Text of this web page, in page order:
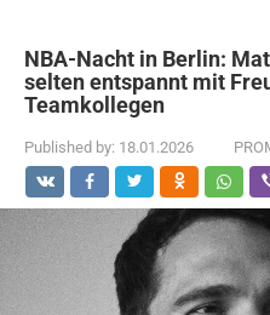
NBA-Nacht in Berlin:
selten entspannt mit
Teamkollegen
Published by: 18.01.2026